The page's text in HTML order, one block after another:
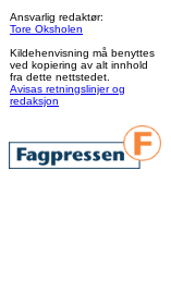
Ansvarlig redaktør:
Tore Oksholen
Kildehenvisning må benyttes
ved kopiering av alt innhold
fra dette nettstedet.
Avisas retningslinjer og
redaksjon